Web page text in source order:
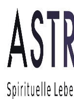
Skip to main content